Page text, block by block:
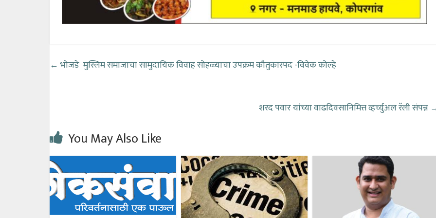
← भोजडे मुस्लिम समाजाचा सामुदायिक विवाह सोहळ्याचा उपक्रम कौतुकास्पद -विवेक कोल्हे
शरद पवार यांच्या वाढदिवसानिमित्त व्हर्च्युअल रॅली संपन्न
You May Also Like